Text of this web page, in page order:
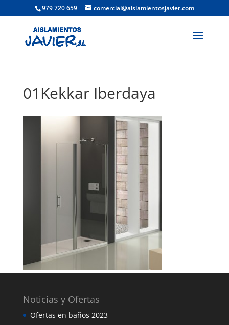
979 720 659 comercial@aislamientosjavier.com
01Kekkar Iberdaya
Noticias y Ofertas
Ofertas en baños 2023